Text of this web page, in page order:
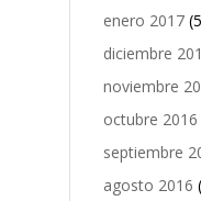
enero 2017
diciembre
noviembre
octubre 2016
septiembre
agosto 2016